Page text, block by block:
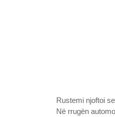
Rustemi njoftoi
Në rrugën